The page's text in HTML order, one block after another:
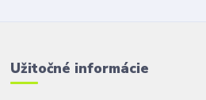
Užitočné informácie